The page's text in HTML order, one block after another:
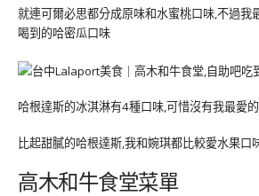
就連可爾必思都分成原味和水蜜桃口味,不過我
喝到的哈密瓜口味
哈根達斯的冰淇淋有4種口味,可惜沒有我最愛
比起甜膩的哈根達斯,我和婉琪都比較愛水果口
高木和牛食堂菜單